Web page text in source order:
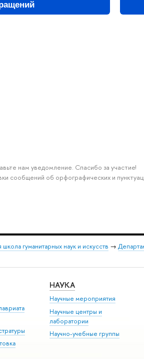
нам уведомление. Спасибо за участие!
сообщений об орфографических и
гуманитарных наук и искусств →
НАУКА
Научные мероприятия
Научные центры и
лаборатории
Научно-учебные группы